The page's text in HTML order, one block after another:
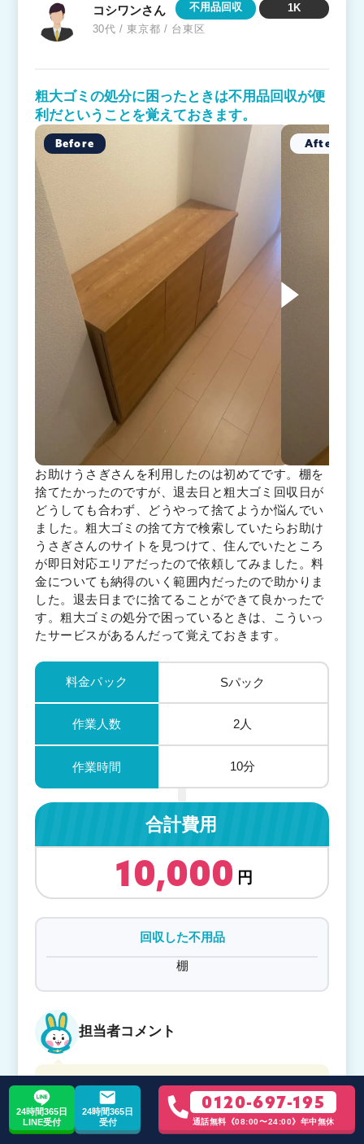
コシワンさん
30代 / 東京都 / 台東区
不用品回収 1K
粗大ゴミの処分に困ったときは不用品回収が便
利だということを覚えておきます。
お助けうさぎさんを利用したのは初めてです。棚を
捨てたかったのですが、退去日と粗大ゴミ回収日が
どうしても合わず、どうやって捨てようか悩んでい
ました。粗大ゴミの捨て方で検索していたらお助け
うさぎさんのサイトを見つけて、住んでいたところ
が即日対応エリアだったので依頼してみました。料
金についても納得のいく範囲内だったので助かりま
した。退去日までに捨てることができて良かったで
す。粗大ゴミの処分で困っているときは、こういっ
たサービスがあるんだって覚えておきます。
料金パック Sパック
作業人数 2人
作業時間 10分
合計費用
10,000
回収した不用品
棚
担当者コメント
自治体によっては粗大ゴミ回収日が都合と合
わない場合もあるかもしれません。緊急で捨
てたい、という場合はお助けうさぎの不用品
回収をご検討ください。ご相談だけでも構い
24時間365日
LINE受付
24時間365日
受付
0120-697-195
通話無料《08:00〜24:00》年中無休